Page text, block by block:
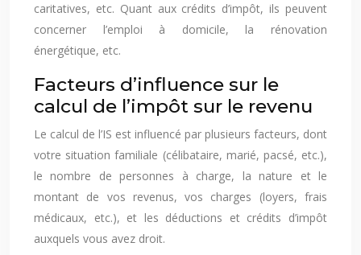
caritatives, etc. Quant aux crédits d’impôt, ils peuvent
concerner l’emploi à domicile, la rénovation
énergétique, etc.
Facteurs d’influence sur le
calcul de l’impôt sur le revenu
Le calcul de l’IS est influencé par plusieurs facteurs, dont
votre situation familiale (célibataire, marié, pacsé, etc.),
le nombre de personnes à charge, la nature et le
montant de vos revenus, vos charges (loyers, frais
médicaux, etc.), et les déductions et crédits d’impôt
auxquels vous avez droit.